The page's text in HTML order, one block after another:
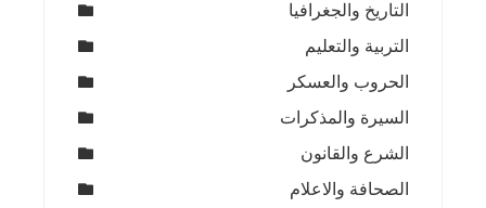
التاريخ والجغرافيا
التربية والتعليم
الحروب والعسكر
السيرة والمذكرات
الشرع والقانون
الصحافة والاعلام